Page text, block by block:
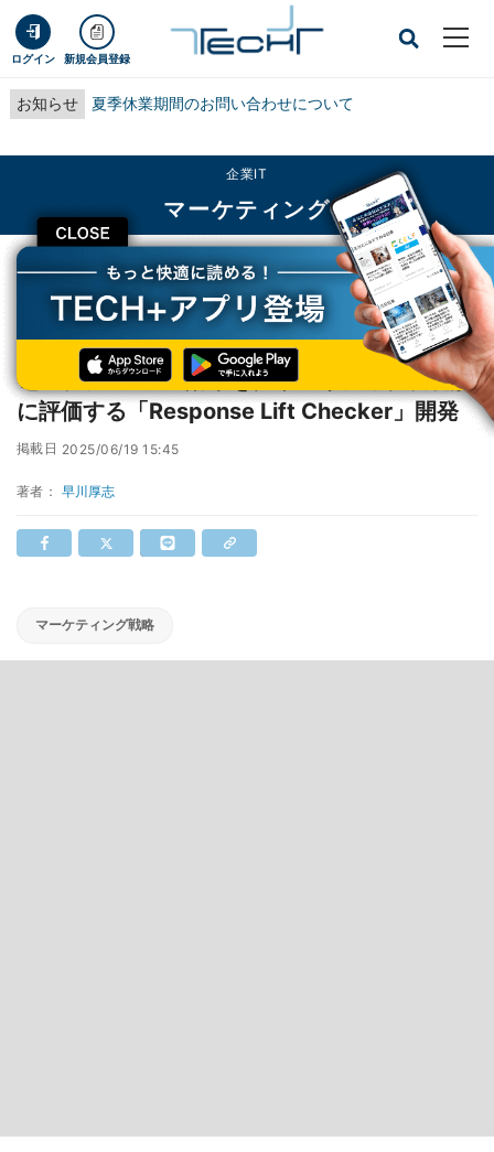
ログイン 新規会員登録
お知らせ 夏季休業期間のお問い合わせについて
CLOSE
企業IT
マーケティング
TECH+ 企業IT
マーケティング
電通、テレビCM効果をクリエイティブ表現別に評価する「Response Lift
電通、テレビCM効果をクリエイティブ表現別
に評価する「Response Lift Checker」開発
掲載日 2025/06/19 15:45
著者： 早川厚志
マーケティング戦略